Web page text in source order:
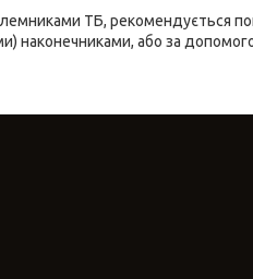
ТБ, рекомендується
наконечниками, або за